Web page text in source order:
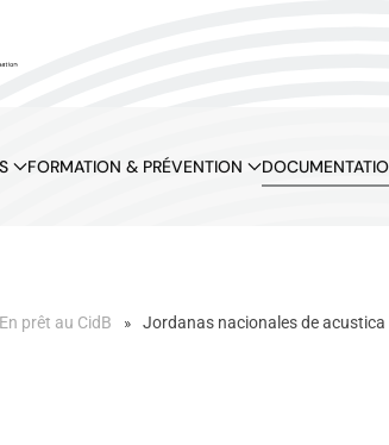
FORMATION & PRÉVENTION
En prêt au CidB Jordanas nacionales de acustica